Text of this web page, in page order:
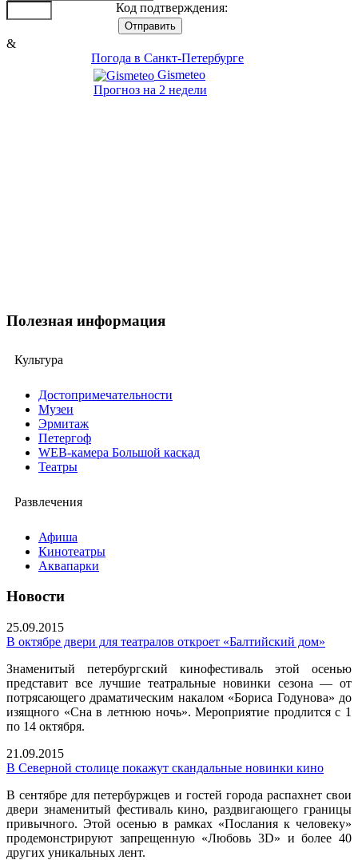
Код подтверждения:
&
Погода в Санкт-Петербурге
Gismeteo
Прогноз на 2 недели
Полезная информация
Культура
Достопримечательности
Музеи
Эрмитаж
Петергоф
WEB-камера Большой каскад
Театры
Развлечения
Афиша
Кинотеатры
Аквапарки
Новости
25.09.2015
В октябре двери для театралов откроет «Балтийский дом»
Знаменитый петербургский кинофестиваль этой осенью
представит все лучшие театральные новинки сезона — от
потрясающего драматическим накалом «Бориса Годунова» до
изящного «Сна в летнюю ночь». Мероприятие продлится с 1
по 14 октября.
21.09.2015
В Северной столице покажут скандальные новинки кино
В сентябре для петербуржцев и гостей города распахнет свои
двери знаменитый фестиваль кино, раздвигающего границы
привычного. Этой осенью в рамках «Послания к человеку»
продемонстрируют запрещенную «Любовь 3D» и более 40
других уникальных лент.